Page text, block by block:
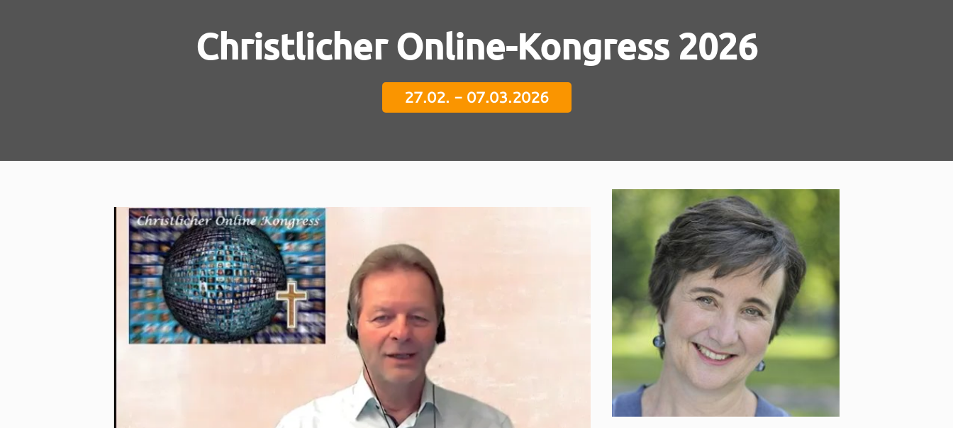
Christlicher Online-Kongress 2026
27.02. - 07.03.2026